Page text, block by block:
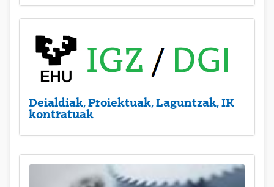
Deialdiak, Proiektuak, Laguntzak, IK
kontratuak